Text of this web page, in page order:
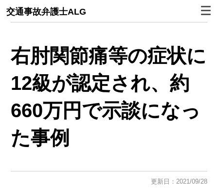
交通事故弁護士ALG
右肘関節痛等の症状に
12級が認定され、約
660万円で示談になっ
た事例
更新日：2021/09/28